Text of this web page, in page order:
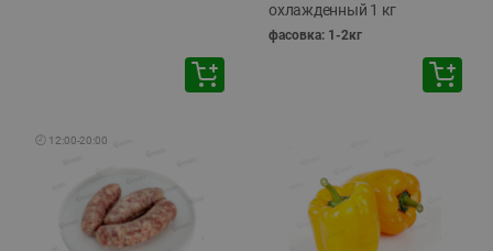
охлажденный 1 кг
фасовка: 1-2кг
🕘 12:00-20:00